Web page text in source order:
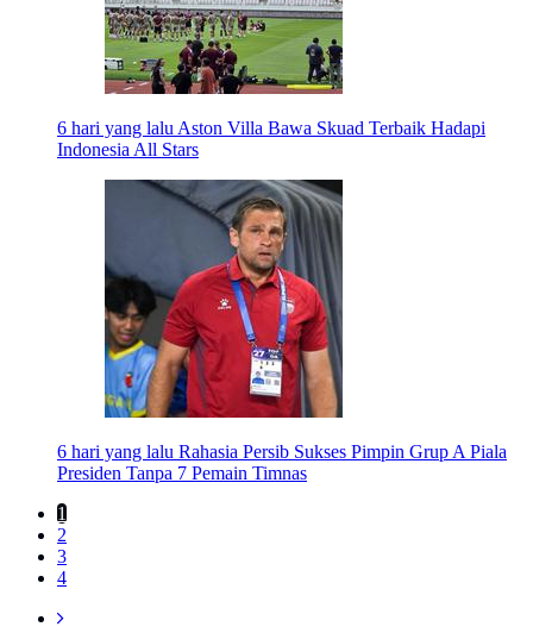
6 hari yang lalu Aston Villa Bawa Skuad Terbaik Hadapi
Indonesia All Stars
6 hari yang lalu Rahasia Persib Sukses Pimpin Grup A Piala
Presiden Tanpa 7 Pemain Timnas
1
2
3
4